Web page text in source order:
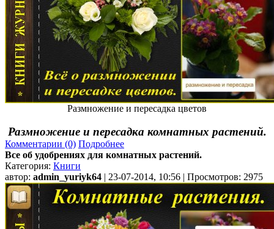
Размножение и пересадка цветов
Размножение и пересадка комнатных растений.
Комментарии (0) Подробнее
Все об удобрениях для комнатных растений.
Категория: Книги
автор: admin_yuriyk64 | 23-07-2014, 10:56 | Просмотров: 2975